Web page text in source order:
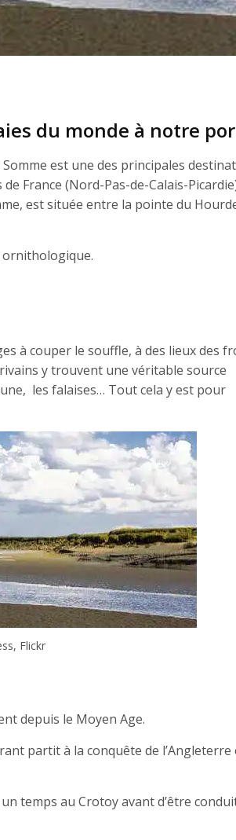
du monde à notre
est une des principales
France (Nord-Pas-de-Calais-
est située entre la pointe du
ornithologique.
à couper le souffle, à des lieux des
y trouvent une véritable source
les falaises… Tout cela y est pour
Flickr
depuis le Moyen Age.
partit à la conquête de l’Angleterre
temps au Crotoy avant d’être